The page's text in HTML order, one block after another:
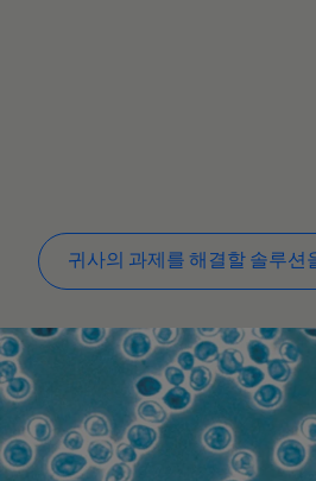
귀사의 과제를 해결할 솔루션